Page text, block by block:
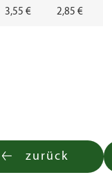
3,55 € 2,85 €
zurück